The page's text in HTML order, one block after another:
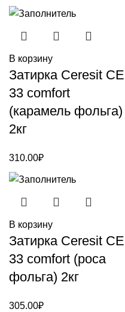
В корзину
Затирка Ceresit CE
33 comfort
(карамель фольга)
2кг
310.00₽
В корзину
Затирка Ceresit CE
33 comfort (роса
фольга) 2кг
305.00₽